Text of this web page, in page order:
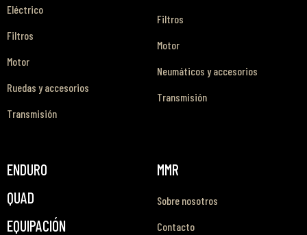
Eléctrico
Filtros
Motor
Ruedas y accesorios
Transmisión
Filtros
Motor
Neumáticos y accesorios
Transmisión
ENDURO
QUAD
EQUIPACIÓN
MMR
Sobre nosotros
Contacto